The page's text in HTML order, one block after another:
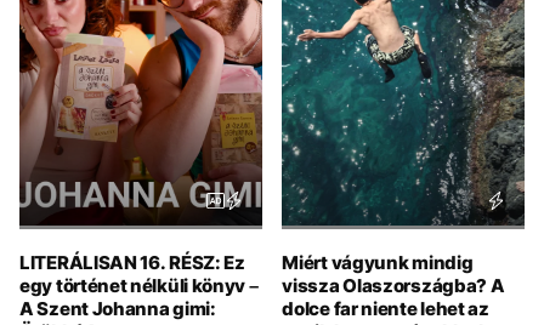
LITERÁLISAN 16. RÉSZ: Ez
egy történet nélküli könyv –
A Szent Johanna gimi:
Miért vágyunk mindig
vissza Olaszországba? A
dolce far niente lehet az